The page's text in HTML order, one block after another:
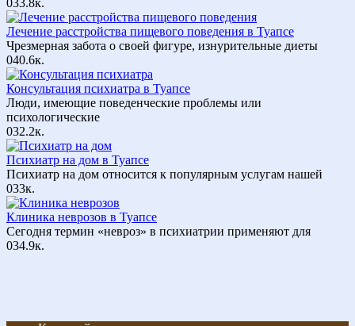
033.8к.
Лечение расстройства пищевого поведения в Туапсе
Чрезмерная забота о своей фигуре, изнурительные диеты
040.6к.
Консультация психиатра в Туапсе
Люди, имеющие поведенческие проблемы или
психологические
032.2к.
Психиатр на дом в Туапсе
Психиатр на дом относится к популярным услугам нашей
033к.
Клиника неврозов в Туапсе
Сегодня термин «невроз» в психиатрии применяют для
034.9к.